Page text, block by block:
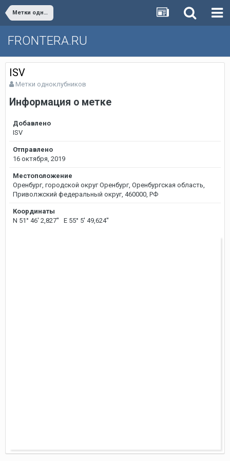
Метки одноклубников
FRONTERA.RU
ISV
Метки одноклубников
Информация о метке
Добавлено
ISV
Отправлено
16 октября, 2019
Местоположение
Оренбург, городской округ Оренбург, Оренбургская область,
Приволжский федеральный округ, 460000, РФ
Координаты
N 51° 46' 2,827'' E 55° 5' 49,624''